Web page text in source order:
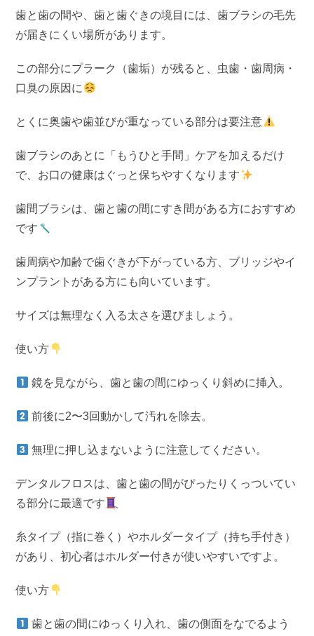
歯と歯の間や、歯と歯ぐきの境目には、歯ブラシの毛先
が届きにくい場所があります。
この部分にプラーク（歯垢）が残ると、虫歯・歯周病・
口臭の原因に
とくに奥歯や歯並びが重なっている部分は要注意
歯ブラシのあとに「もうひと手間」ケアを加えるだけ
で、お口の健康はぐっと保ちやすくなります
歯間ブラシは、歯と歯の間にすき間がある方におすすめ
です
歯周病や加齢で歯ぐきが下がっている方、ブリッジやイ
ンプラントがある方にも向いています。
サイズは無理なく入る太さを選びましょう。
使い方
鏡を見ながら、歯と歯の間にゆっくり斜めに挿入。
前後に2〜3回動かして汚れを除去。
無理に押し込まないように注意してください。
デンタルフロスは、歯と歯の間がぴったりくっついてい
る部分に最適です
糸タイプ（指に巻く）やホルダータイプ（持ち手付き）
があり、初心者はホルダー付きが使いやすいですよ。
使い方
歯と歯の間にゆっくり入れ、歯の側面をなでるよう